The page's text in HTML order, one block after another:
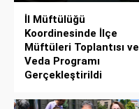
İl Müftülüğü
Koordinesinde İlçe
Müftüleri Toplantısı ve
Veda Programı
Gerçekleştirildi